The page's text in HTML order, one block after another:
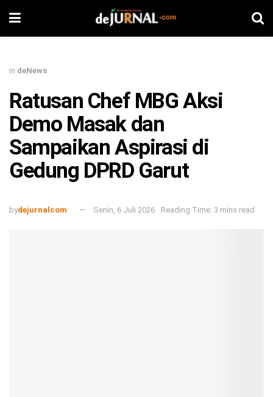
in deNews
Ratusan Chef MBG Aksi
Demo Masak dan
Sampaikan Aspirasi di
Gedung DPRD Garut
bydejurnalcom Senin, 6 Juli 2026 Reading Time: 3 mins read